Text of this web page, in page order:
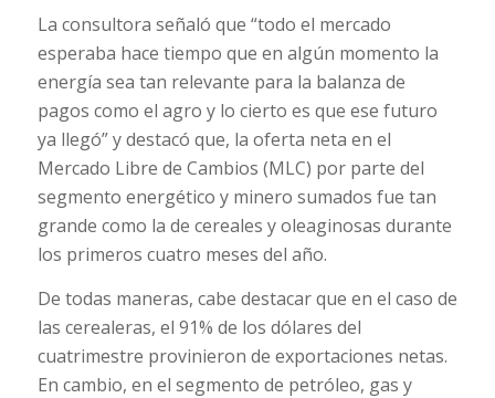
La consultora señaló que “todo el mercado
esperaba hace tiempo que en algún momento la
energía sea tan relevante para la balanza de
pagos como el agro y lo cierto es que ese futuro
ya llegó” y destacó que, la oferta neta en el
Mercado Libre de Cambios (MLC) por parte del
segmento energético y minero sumados fue tan
grande como la de cereales y oleaginosas durante
los primeros cuatro meses del año.
De todas maneras, cabe destacar que en el caso de
las cerealeras, el 91% de los dólares del
cuatrimestre provinieron de exportaciones netas.
En cambio, en el segmento de petróleo, gas y